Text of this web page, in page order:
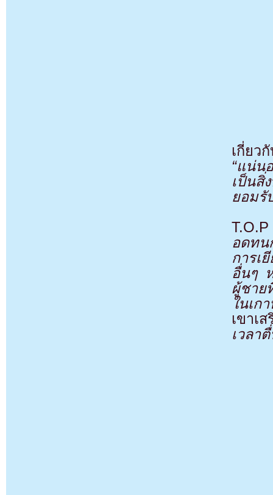
เกี่ยว
“แน่น
เป็น
ยอมรั
อดทน
การเ
อื่นๆ
ผู้ชาย
ในเก
เขาเ
เวลา